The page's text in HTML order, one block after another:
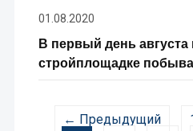
01.08.2020
В первый день августа
стройплощадке
← Предыдущий